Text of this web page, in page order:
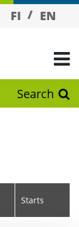
FI EN
Search
Starts